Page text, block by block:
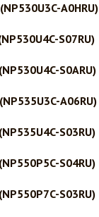
A0HRU)
S07RU)
S0ARU)
A06RU)
S03RU)
S04RU)
S03RU)